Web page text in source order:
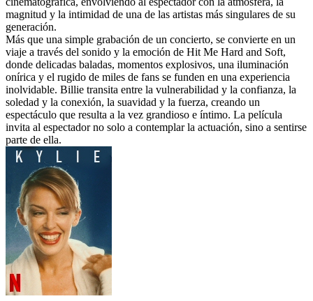
magnitud y la intimidad de una de las artistas más singulares de su
generación.
Más que una simple grabación de un concierto, se convierte en un
viaje a través del sonido y la emoción de Hit Me Hard and Soft,
donde delicadas baladas, momentos explosivos, una iluminación
onírica y el rugido de miles de fans se funden en una experiencia
inolvidable. Billie transita entre la vulnerabilidad y la confianza, la
soledad y la conexión, la suavidad y la fuerza, creando un
espectáculo que resulta a la vez grandioso e íntimo. La película
invita al espectador no solo a contemplar la actuación, sino a sentirse
parte de ella.